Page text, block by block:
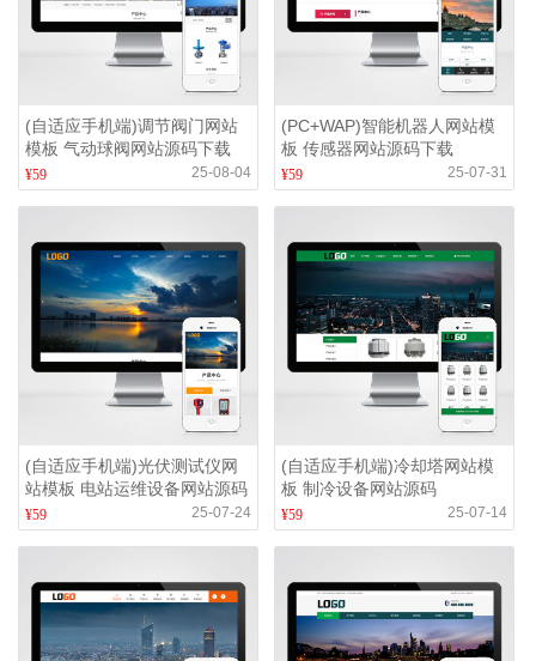
(自适应手机端)调节阀门网站
模板 气动球阀网站源码下载
¥59 25-08-04
(PC+WAP)智能机器人网站模
板 传感器网站源码下载
¥59 25-07-31
(自适应手机端)光伏测试仪网
站模板 电站运维设备网站源码
下载
¥59 25-07-24
(自适应手机端)冷却塔网站模
板 制冷设备网站源码
¥59 25-07-14